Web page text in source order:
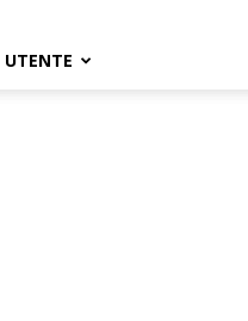
UTENTE